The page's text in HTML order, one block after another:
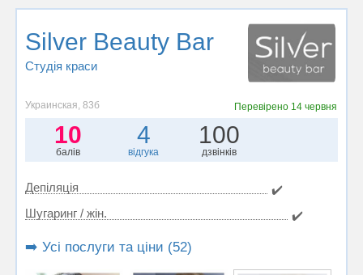
Silver Beauty Bar
Студія краси
Украинская, 83б Перевірено 14 червня
10
балів
4
відгука
100
дзвінків
Депіляція
✔️
Шугаринг / жін.
✔️
➡️ Усі послуги та ціни (52)